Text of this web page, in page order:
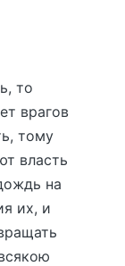
то
врагов
тому
власть
на
их, и